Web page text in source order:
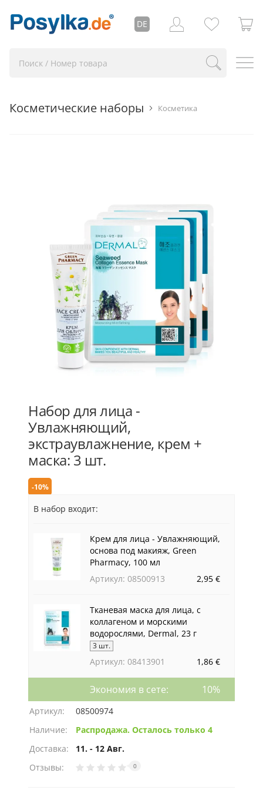
DE
Косметика
Косметические наборы
Набор для лица -
Увлажняющий,
экстраувлажнение, крем +
маска: 3 шт.
-10%
В набор входит:
Крем для лица - Увлажняющий,
основа под макияж, Green
Pharmacy, 100 мл
Артикул: 08500913
2,95 €
Тканевая маска для лица, с
коллагеном и морскими
водорослями, Dermal, 23 г
3 шт.
Артикул: 08413901 1,86 €
Экономия в сете: 10%
Артикул:
08500974
Наличие:
Распродажа. Осталось только 4
Доставка:
11. - 12 Авг.
Отзывы:
0